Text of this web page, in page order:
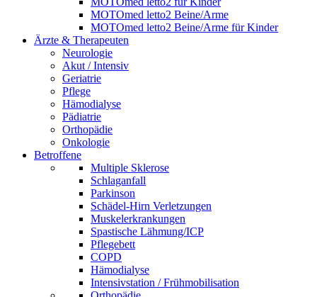
MOTOmed letto2 Beine/Arme
MOTOmed letto2 Beine/Arme für Kinder
Ärzte & Therapeuten
Neurologie
Akut / Intensiv
Geriatrie
Pflege
Hämodialyse
Pädiatrie
Orthopädie
Onkologie
Betroffene
Multiple Sklerose
Schlaganfall
Parkinson
Schädel-Hirn Verletzungen
Muskelerkrankungen
Spastische Lähmung/ICP
Pflegebett
COPD
Hämodialyse
Intensivstation / Frühmobilisation